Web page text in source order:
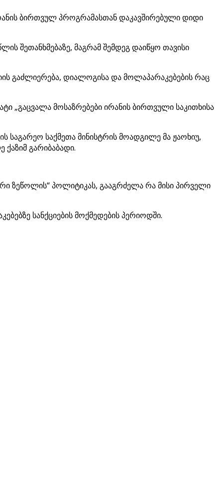
ბირთვულ პროგრამასთან დაკავშირებული დიდი
შეთანხმებაზე, მაგრამ შემდეგ დაიწყო თავისი
გაძლიერება, დიალოგისა და მოლაპარაკებების რაც
„გაცვალა მოსაზრებები ირანის ბირთვული საკითხისა
საგარეო საქმეთა მინისტრის მოადგილე მა ჟაოხიუ,
გარიბაბადი.
ზეწოლის“ პოლიტიკას, გააგრძელა რა მისი პირველი
სანქციების მოქმედების პერიოდში.